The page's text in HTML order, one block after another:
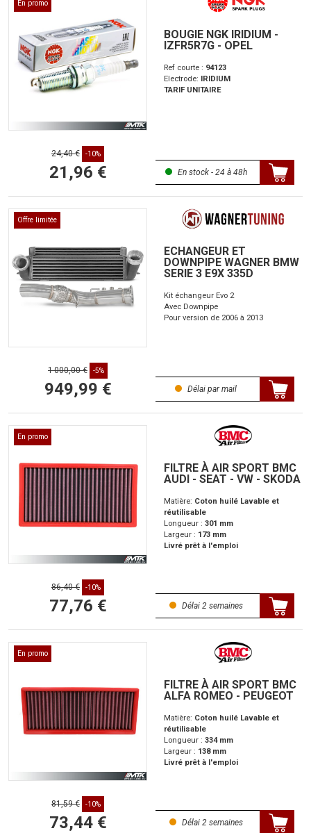
En promo
BOUGIE NGK IRIDIUM -
IZFR5R7G - OPEL
Ref courte : 94123
Electrode: IRIDIUM
TARIF UNITAIRE
24,40 € -10%
21,96 € En stock - 24 à 48h
Offre limitée
ECHANGEUR ET
DOWNPIPE WAGNER BMW
SERIE 3 E9X 335D
Kit échangeur Evo 2
Avec Downpipe
Pour version de 2006 à 2013
1 000,00 € -5%
949,99 € Délai par mail
En promo
FILTRE À AIR SPORT BMC
AUDI - SEAT - VW - SKODA
Matière: Coton huilé Lavable et
réutilisable
Longueur : 301 mm
Largeur : 173 mm
Livré prêt à l'emploi
86,40 € -10%
77,76 € Délai 2 semaines
En promo
FILTRE À AIR SPORT BMC
ALFA ROMEO - PEUGEOT
Matière: Coton huilé Lavable et
réutilisable
Longueur : 334 mm
Largeur : 138 mm
Livré prêt à l'emploi
81,59 € -10%
73,44 € Délai 2 semaines